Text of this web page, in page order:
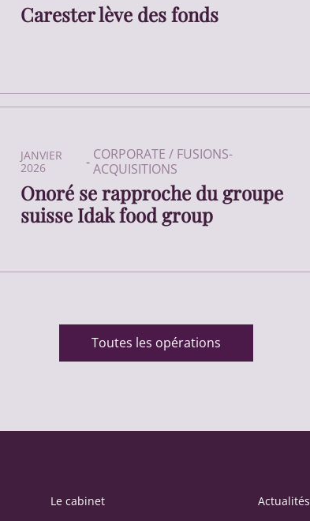
Carester lève des fonds
JANVIER
2026
- CORPORATE / FUSIONS-
ACQUISITIONS
Onoré se rapproche du groupe
suisse Idak food group
Toutes les opérations
Le cabinet
Actualités